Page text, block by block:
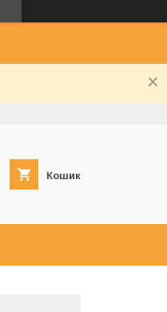
Кошик